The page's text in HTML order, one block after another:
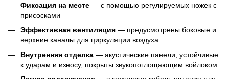
Фиксация на месте — с помощью регулируемых ножек с
присосками
Эффективная вентиляция — предусмотрены боковые и
верхние каналы для циркуляции воздуха
Внутренняя отделка — акустические панели, устойчивые
к ударам и износу, покрыты звукопоглощающим войлоком